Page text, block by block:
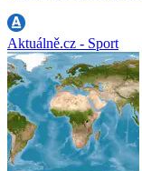
Aktuálně.cz - Sport